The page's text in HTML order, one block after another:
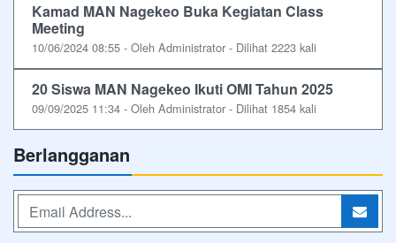
Kamad MAN Nagekeo Buka Kegiatan Class
Meeting
10/06/2024 08:55 - Oleh Administrator - Dilihat 2223 kali
20 Siswa MAN Nagekeo Ikuti OMI Tahun 2025
09/09/2025 11:34 - Oleh Administrator - Dilihat 1854 kali
Berlangganan